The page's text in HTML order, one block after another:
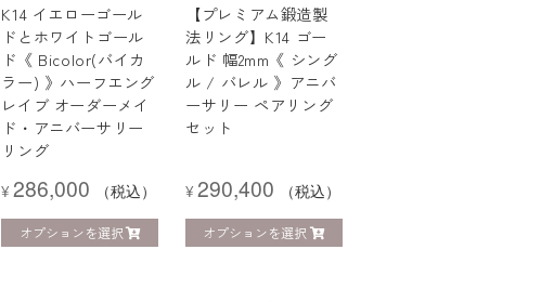
K14 イエローゴール
ドとホワイトゴール
ド《 Bicolor(バイカ
ラー) 》ハーフエング
レイブ オーダーメイ
ド・アニバーサリー
リング
¥ 286,000 （税込）
オプションを選択
【プレミアム鍛造製
法リング】K14 ゴー
ルド 幅2mm《 シング
ル / バレル 》アニバ
ーサリー ペアリング
セット
¥ 290,400 （税込）
オプションを選択